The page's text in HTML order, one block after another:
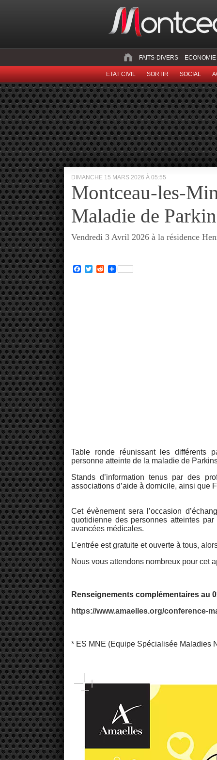
FAITS-DIVERS ECONOMIE
ETAT CIVIL SORTIR SOCIAL
DIMANCHE 15 MARS 2026 À 05:55
Montceau-les-
Maladie de
Vendredi 3 Avril 2026 à la résidence
Facebook
TwitterRedditPartager
Table ronde réunissant les différents
personne atteinte de la maladie de
Stands d’information tenus par des
associations d’aide à domicile, ainsi que
Cet évènement sera l’occasion
quotidienne des personnes atteintes
avancées médicales.
L’entrée est gratuite et ouverte à tous,
Nous vous attendons nombreux pour cet
Renseignements complémentaires au
https://www.amaelles.org/conference-
* ES MNE (Equipe Spécialisée Maladies